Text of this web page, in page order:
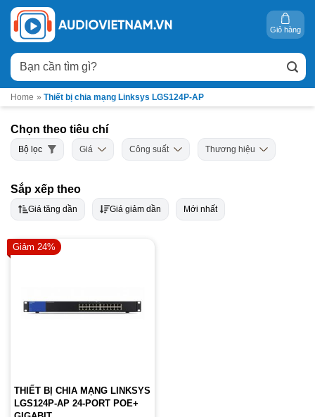
Bỏ
qua
nội
dung
Tìm
kiếm:
Giỏ hàng
Home » Thiết bị chia mạng Linksys LGS124P-AP
Chọn theo tiêu chí
Bộ lọc Giá Công suất Thương hiệu
Sắp xếp theo
Giá tăng dần Giá giảm dần Mới nhất
Giảm 24%
THIẾT BỊ CHIA MẠNG LINKSYS
LGS124P-AP 24-PORT POE+